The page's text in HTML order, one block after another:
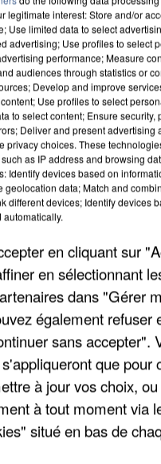
L’OISE EMPORTÉE
EN HAUTE-SAVOIE
legitimate interest: Store and/or
Use limited data to select
advertising; Use profiles to select
performance; Measure
audiences through statistics or
Develop and improve
Use profiles to select
to select content; Ensure security,
Deliver and present advertising
privacy choices. These
as IP address and browsing
Identify devices based on
geolocation data; Match and
different devices; Identify devices
en cliquant sur
en sélectionnant
dans "Gérer
également refuser
sans accepter".
que pour
à jour vos choix,
à tout moment via
situé en bas de